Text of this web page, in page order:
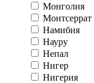
Монголия
Монтсеррат
Намибия
Науру
Непал
Нигер
Нигерия